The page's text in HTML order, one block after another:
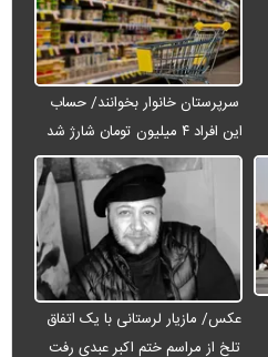
سرپرستان خانوار بخوانند/ حساب
این افراد ۴ میلیون تومان شارژ شد
عکس/ مازیار لرستانی با یک اتفاق
تلخ از مراسم ختم اکبر عبدی رفت